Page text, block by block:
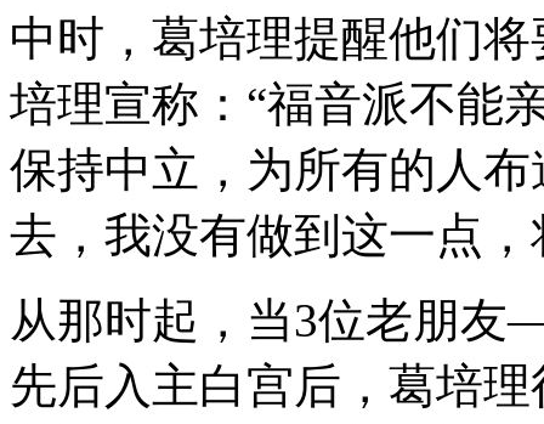
中时，葛培理提醒他们
培理宣称：“福音派不能
保持中立，为所有的人
去，我没有做到这一点
从那时起，当3位老朋
先后入主白宫后，葛培